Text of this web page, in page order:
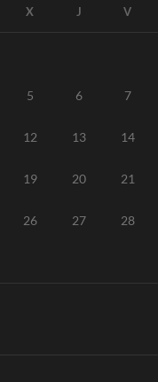
X J V
5 6 7
12 13 14
19 20 21
26 27 28